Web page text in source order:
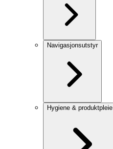
Navigasjonsutstyr
Hygiene & produktpleie